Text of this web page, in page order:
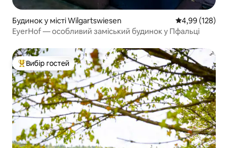
Будинок у місті Wilgartswiesen Середня
4,99 (128)
EyerHof — особливий заміський будинок у Пфальці
Топ вибір гостей
Вибір гостей